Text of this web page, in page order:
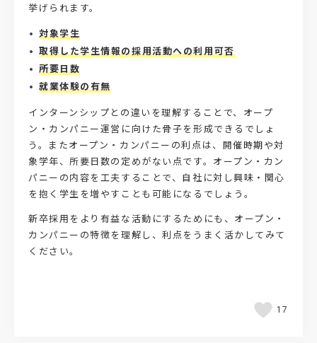
挙げられます。
対象学生
取得した学生情報の採用活動への利用可否
所要日数
就業体験の有無
インターンシップとの違いを理解することで、オープ
ン・カンパニー運営に向けた骨子を形成できるでしょ
う。またオープン・カンパニーの利点は、開催時期や対
象学年、所要日数の定めがない点です。オープン・カン
パニーの内容を工夫することで、自社に対し興味・関心
を抱く学生を増やすことも可能になるでしょう。
新卒採用をより有益な活動にするためにも、オープン・
カンパニーの特徴を理解し、利点をうまく活かしてみて
ください。
17